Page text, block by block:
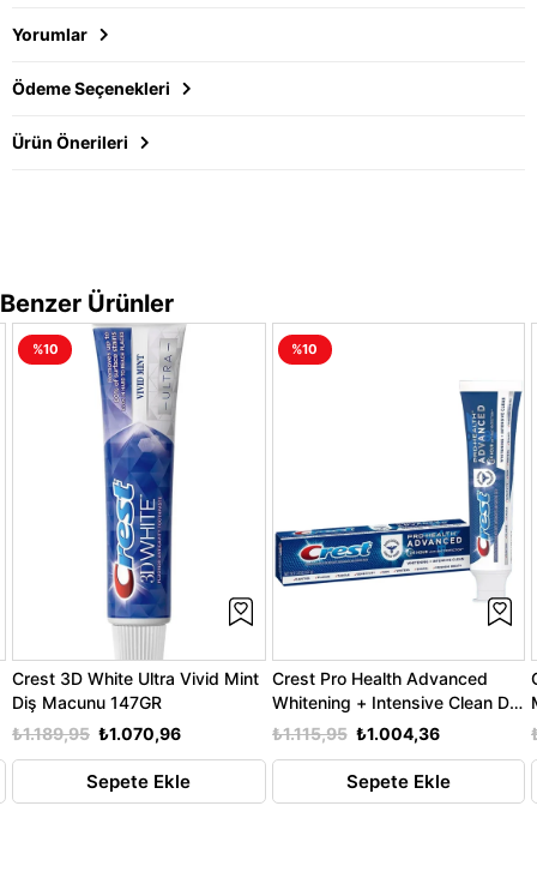
Yorumlar
Ödeme Seçenekleri
Ürün Önerileri
Benzer Ürünler
Crest 3D White Ultra Vivid Mint
Diş Macunu 147GR
₺1.070,96
₺1.189,95
Sepete Ekle
%10
Crest Pro Health Advanced
Whitening + Intensive Clean Diş
Macunu 164GR₺1.004,36
₺1.115,95
Sepete Ekle
%10